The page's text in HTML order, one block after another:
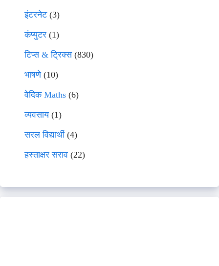
इंटरनेट(3)
कंप्युटर (1)
टिप्स & ट्रिक्स(830)
भाषणे(10)
वेदिक Maths (6)
व्यवसाय(1)
सरल विद्यार्थी(4)
हस्ताक्षर सराव (22)